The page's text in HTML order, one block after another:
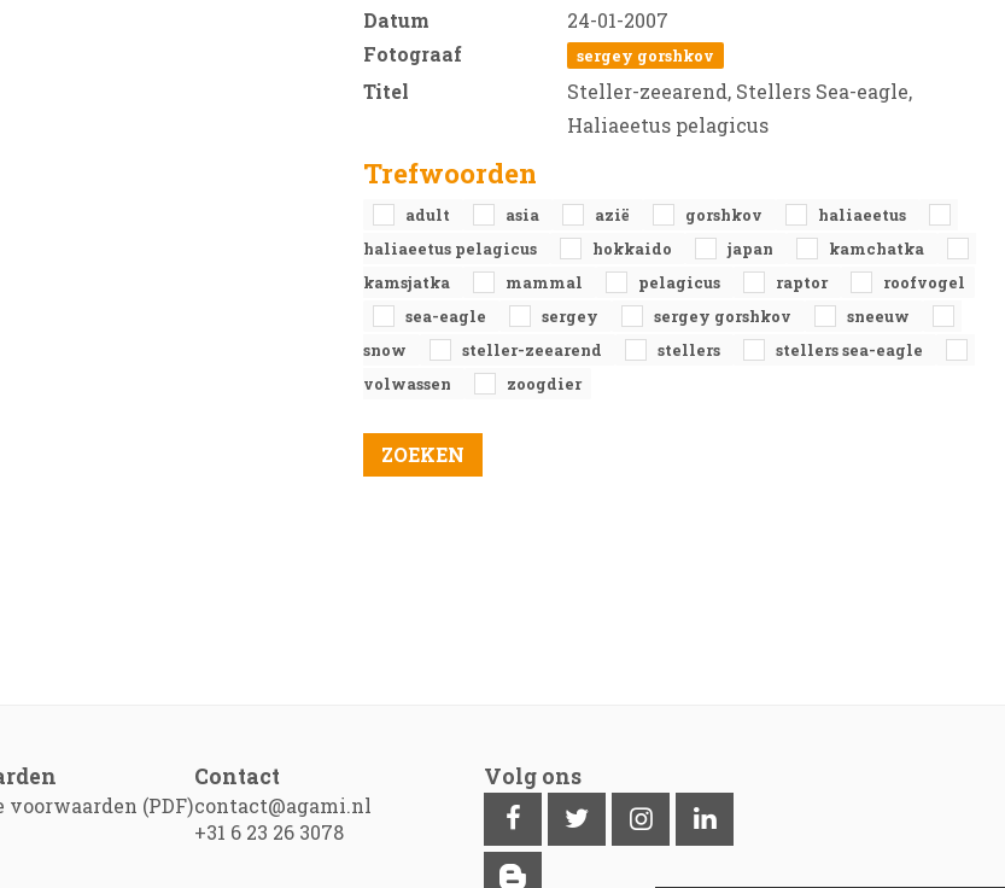
Datum
24-01-2007
Fotograaf
sergey gorshkov
Titel
Steller-zeearend, Stellers Sea-eagle,
Haliaeetus pelagicus
Trefwoorden
adult asia azië gorshkov
haliaeetus
haliaeetus pelagicus
hokkaido japan
kamchatka
kamsjatka
mammal pelagicus raptor
roofvogel
sea-eagle
sergey sergey gorshkov
sneeuw
snow
steller-zeearend stellers
stellers sea-eagle
volwassen
zoogdier
voorwaarden (PDF)
Contact
contact@agami.nl
+31 6 23 26 3078
Volg ons